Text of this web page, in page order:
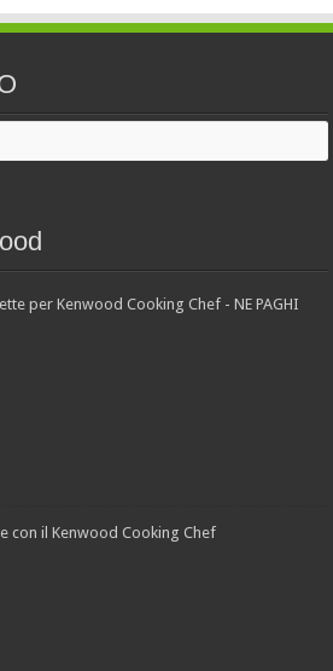
per Kenwood Cooking Chef - NE PAGHI
con il Kenwood Cooking Chef